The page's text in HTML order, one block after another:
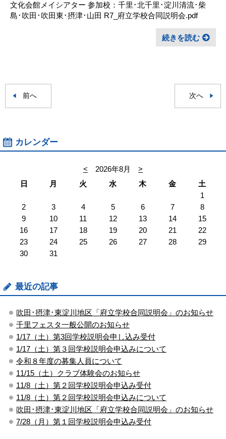
文化会館メイシアター 参加校：千里･北千里･淀川清流･柴
島･吹田･吹田東･摂津･山田 R7_府立学校合同説明会.pdf
続きを読む
前へ 次へ
カレンダー
< 2026年8月
>
日
月 火 水 木 金
土
1
2
3 4 5 6 7
8
9
10 11 12 13 14
15
16
17 18 19 20 21
22
23
24 25 26 27 28
29
30
31
最近の記事
吹田･摂津･東淀川地区「府立学校合同説明会」のお知らせ
千里フェスタ一般公開のお知らせ
1/17（土）第3回学校説明会申し込み受付
1/17（土）第３回学校説明会申込みについて
令和８年度の募集人員について
11/15（土）クラブ体験会のお知らせ
11/8（土）第２回学校説明会申込み受付
11/8（土）第２回学校説明会申込みについて
吹田･摂津･東淀川地区「府立学校合同説明会」のお知らせ
7/28（月）第１回学校説明会申込み受付